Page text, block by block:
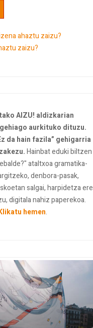
ahaztu zaizu?
zaizu?
AIZU! aldizkarian
aurkituko dituzu.
da hain fazila” gehigarria
Hainbat eduki biltzen
ataltxoa gramatika-
denbora-pasak,
salgai, harpidetza ere
digitala nahiz paperekoa.
hemen.